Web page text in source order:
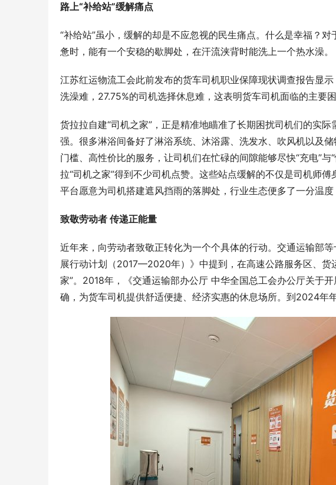
路上“补给站”缓解痛点
“补给站”虽小，缓解的却是不应忽视的民生痛点。什么是幸福？
惫时，能有一个安稳的歇脚处，在汗流浃背时能洗上一个热水澡。
江苏红运物流工会此前发布的货车司机职业保障现状调查报告显
洗澡难，27.75%的司机选择休息难，这表明货车司机面临的主要
货拉拉自建“司机之家”，正是精准地瞄准了长期困扰司机们的实
强。很多淋浴间备好了淋浴系统、沐浴露、洗发水、吹风机以及
门槛、高性价比的服务，让司机们在忙碌的间隙能够尽快“充电”
拉“司机之家”得到不少司机点赞。这些站点缓解的不仅是司机师
平台愿意为司机搭建遮风挡雨的落脚处，行业生态便多了一分温度
致敬劳动者 传递正能量
近年来，向劳动者致敬正转化为一个个具体的行动。交通运输部
展行动计划（2017—2020年）》中提到，在高速公路服务区、货
家”。2018年，《交通运输部办公厅 中华全国总工会办公厅关于
确，为货车司机提供舒适便捷、经济实惠的休息场所。到2024年